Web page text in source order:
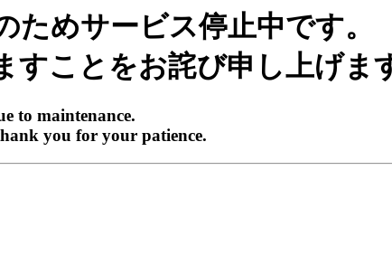
めサービス停止中です。
ことをお詫び申し上げま
to maintenance.
you for your patience.